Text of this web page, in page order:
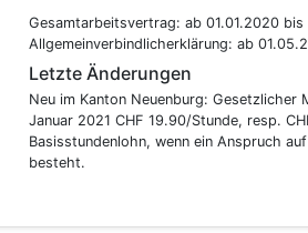
Gesamtarbeitsvertrag: ab 01.01.2020 bis
Allgemeinverbindlicherklärung: ab
Letzte Änderungen
Neu im Kanton Neuenburg: Gesetzlicher
Januar 2021 CHF 19.90/Stunde, resp.
Basisstundenlohn, wenn ein Anspruch
besteht.